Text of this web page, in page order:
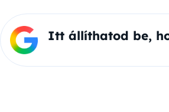
Itt állíthatod be,